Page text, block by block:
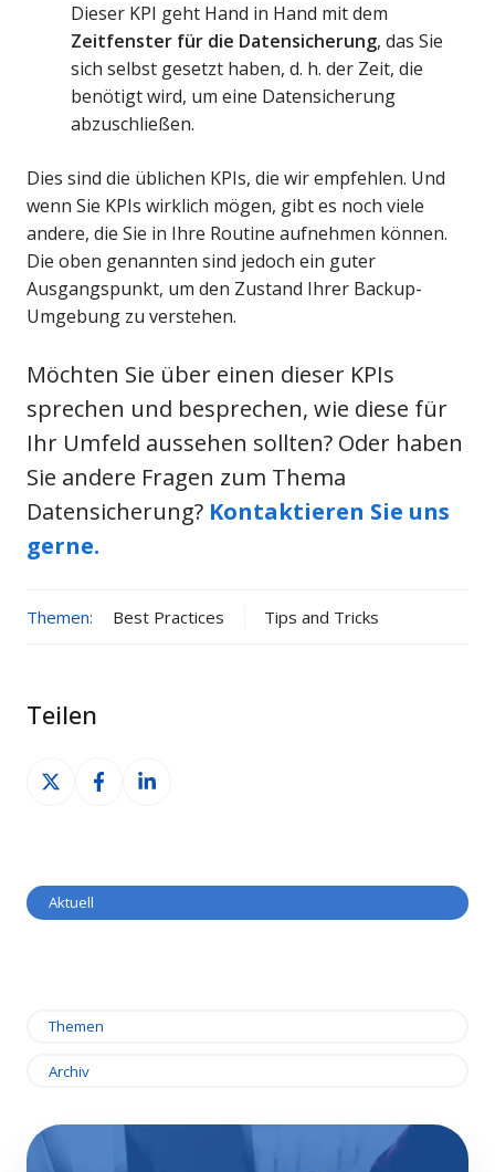
Dieser KPI geht Hand in Hand mit dem
Zeitfenster für die Datensicherung, das Sie
sich selbst gesetzt haben, d. h. der Zeit, die
benötigt wird, um eine Datensicherung
abzuschließen.
Dies sind die üblichen KPIs, die wir empfehlen. Und
wenn Sie KPIs wirklich mögen, gibt es noch viele
andere, die Sie in Ihre Routine aufnehmen können.
Die oben genannten sind jedoch ein guter
Ausgangspunkt, um den Zustand Ihrer Backup-
Umgebung zu verstehen.
Möchten Sie über einen dieser KPIs
sprechen und besprechen, wie diese für
Ihr Umfeld aussehen sollten? Oder haben
Sie andere Fragen zum Thema
Datensicherung? Kontaktieren Sie uns
gerne.
Themen: Best Practices Tips and Tricks
Teilen
Auf
Auf
Facebook
Auf
Aktuell
Themen
Archiv